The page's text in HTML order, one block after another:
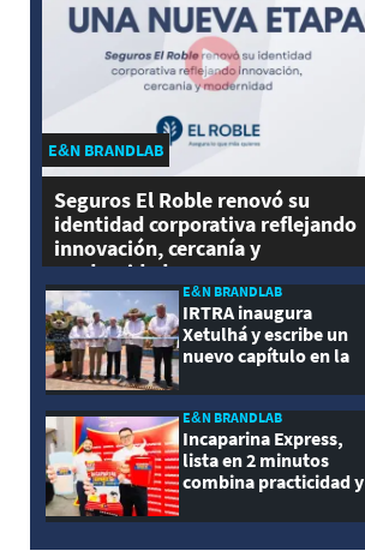
E&N BRANDLAB
Seguros El Roble renovó su
identidad corporativa reflejando
innovación, cercanía y
modernidad
E&N BRANDLAB
IRTRA inaugura
Xetulhá y escribe un
nuevo capítulo en la
recreación de
Guatemala
E&N BRANDLAB
Incaparina Express,
lista en 2 minutos
combina practicidad y